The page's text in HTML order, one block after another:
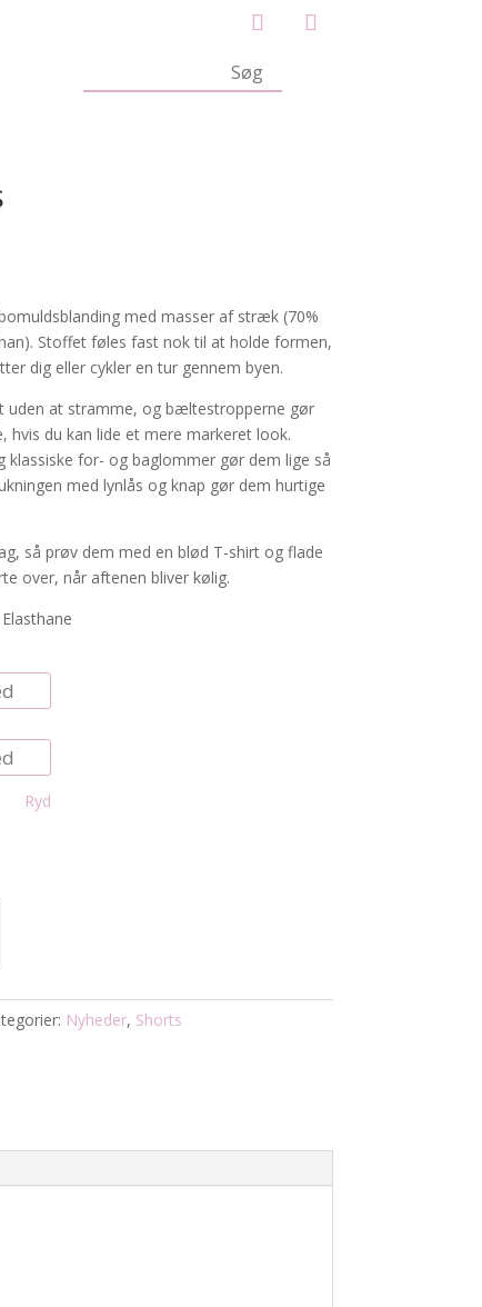
med masser af stræk (70%
Stoffet føles fast nok til at holde formen,
dig eller cykler en tur gennem byen.
uden at stramme, og bæltestropperne gør
du kan lide et mere markeret look.
klassiske for- og baglommer gør dem lige så
med lynlås og knap gør dem hurtige
så prøv dem med en blød T-shirt og flade
over, når aftenen bliver kølig.
Ryd
Nyheder, Shorts